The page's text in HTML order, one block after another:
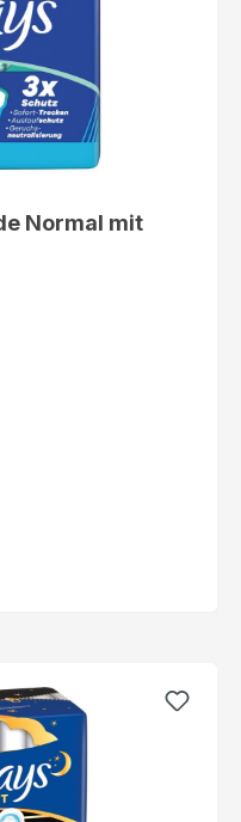
Normal mit